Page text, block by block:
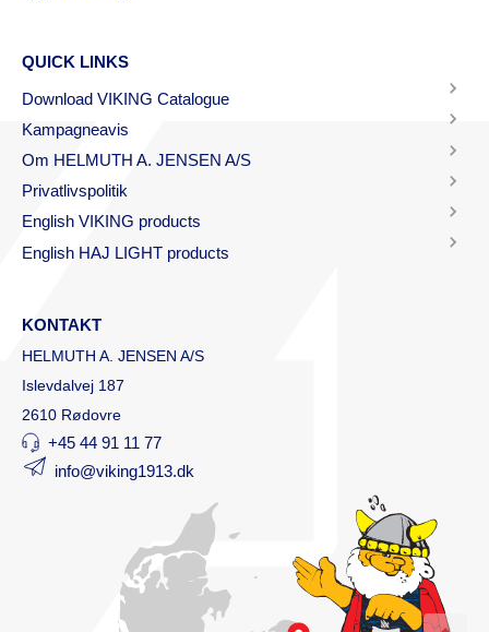
QUICK LINKS
Download VIKING Catalogue
Kampagneavis
Om HELMUTH A. JENSEN A/S
Privatlivspolitik
English VIKING products
English HAJ LIGHT products
KONTAKT
HELMUTH A. JENSEN A/S
Islevdalvej 187
2610 Rødovre
+45 44 91 11 77
info@viking1913.dk